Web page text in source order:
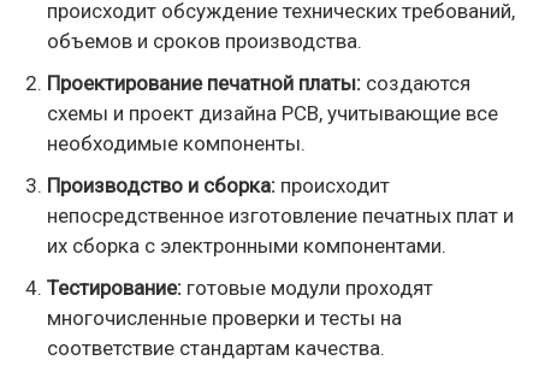
происходит обсуждение технических требований,
объемов и сроков производства.
Проектирование печатной платы: создаются
схемы и проект дизайна PCB, учитывающие все
необходимые компоненты.
Производство и сборка: происходит
непосредственное изготовление печатных плат и
их сборка с электронными компонентами.
Тестирование: готовые модули проходят
многочисленные проверки и тесты на
соответствие стандартам качества.